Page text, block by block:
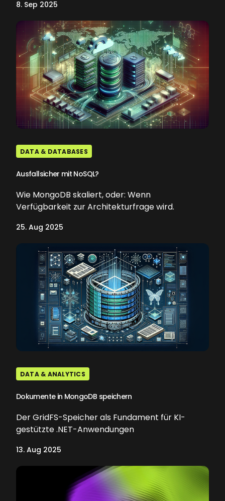
8. Sep 2025
DATA & DATABASES
Ausfallsicher mit NoSQL?
Wie MongoDB skaliert, oder: Wenn
Verfügbarkeit zur Architekturfrage wird.
25. Aug 2025
DATA & ANALYTICS
Dokumente in MongoDB speichern
Der GridFS-Speicher als Fundament für KI-
gestützte .NET-Anwendungen
13. Aug 2025